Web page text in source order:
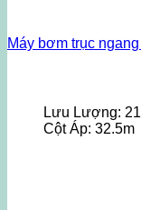
Máy bơm trục
Lưu Lượng:
Cột Áp: 32.5m